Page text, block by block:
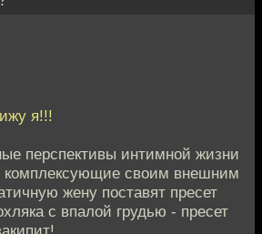
я!!!
перспективы интимной жизни
комплексующие своим внешним
жену поставят пресет
с впалой грудью - пресет